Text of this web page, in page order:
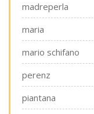
madreperla
maria
mario schifano
perenz
piantana